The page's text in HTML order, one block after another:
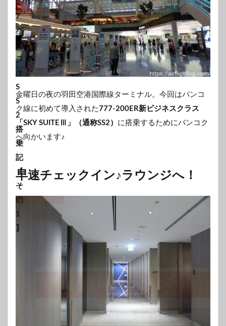
金曜日の夜の羽田空港国際線ターミナル。今回はバンコ
ク線に初めて導入された 777-200ER新ビジネスクラス
「SKY SUITEⅢ」（通称SS2） に搭乗するためにバンコク
へ向かいます♪
早速チェックイン♪ラウンジへ！